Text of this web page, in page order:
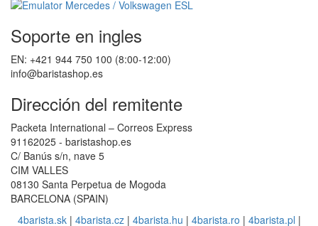
Soporte en ingles
EN: +421 944 750 100 (8:00-12:00)
info@baristashop.es
Dirección del remitente
Packeta International – Correos Express
91162025 - baristashop.es
C/ Banús s/n, nave 5
CIM VALLES
08130 Santa Perpetua de Mogoda
BARCELONA (SPAIN)
4barista.sk| 4barista.cz| 4barista.hu | 4barista.ro | 4barista.pl |